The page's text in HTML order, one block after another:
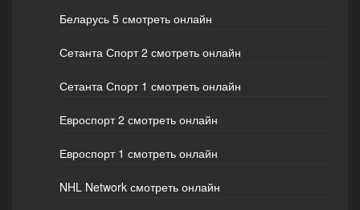
Беларусь 5 смотреть онлайн
Сетанта Спорт 2 смотреть онлайн
Сетанта Спорт 1 смотреть онлайн
Евроспорт 2 смотреть онлайн
Евроспорт 1 смотреть онлайн
NHL Network смотреть онлайн